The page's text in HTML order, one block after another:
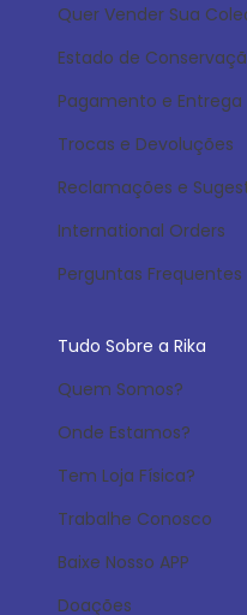
Quer Vender Sua
Estado de
Pagamento e Entrega
Trocas e Devoluções
Reclamações e
International Orders
Perguntas Frequentes
Tudo Sobre a Rika
Quem Somos?
Onde Estamos?
Tem Loja Física?
Trabalhe Conosco
Baixe Nosso APP
Doações